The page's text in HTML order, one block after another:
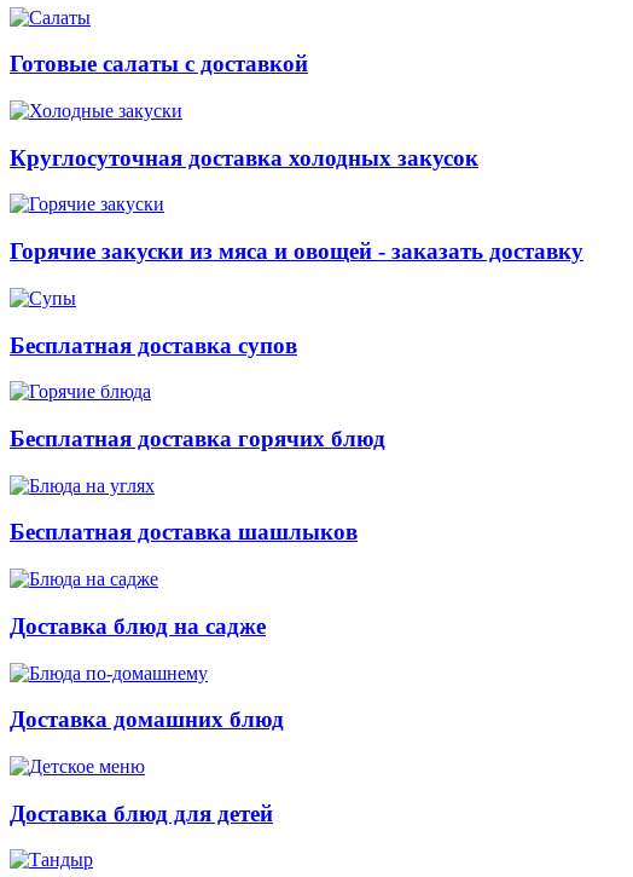
Готовые салаты с доставкой
Круглосуточная доставка холодных закусок
Горячие закуски из мяса и овощей - заказать доставку
Бесплатная доставка супов
Бесплатная доставка горячих блюд
Бесплатная доставка шашлыков
Доставка блюд на садже
Доставка домашних блюд
Доставка блюд для детей